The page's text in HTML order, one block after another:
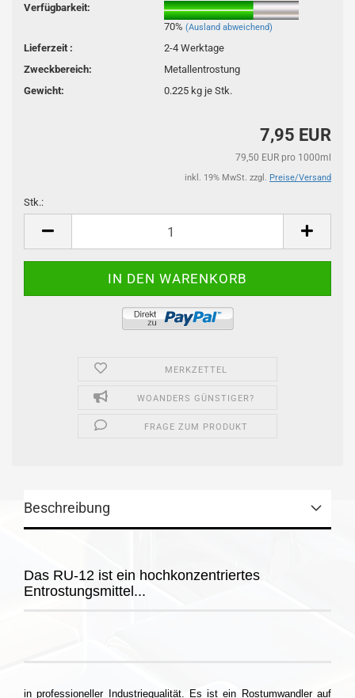
Verfügbarkeit:
70% (Ausland abweichend)
Lieferzeit :
2-4 Werktage
Zweckbereich:
Metallentrostung
Gewicht:
0.225kg je Stk.
7,95 EUR
79,50 EUR pro 1000ml
inkl. 19% MwSt. zzgl. Preise/Versand
Stk.:
MERKZETTEL
WOANDERS GÜNSTIGER?
FRAGE ZUM PRODUKT
Beschreibung
Das RU-12 ist ein hochkonzentriertes
Entrostungsmittel...
in professioneller Industriequalität. Es ist ein Rostumwandler auf